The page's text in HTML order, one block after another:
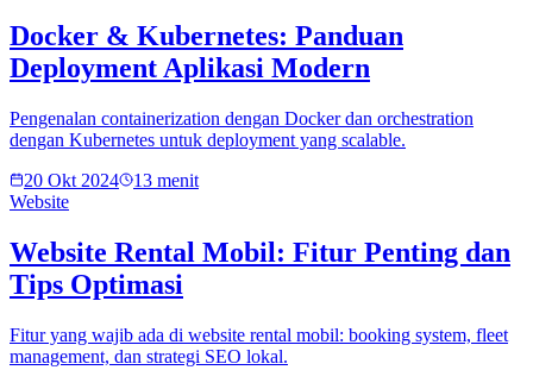
Docker & Kubernetes: Panduan
Deployment Aplikasi Modern
Pengenalan containerization dengan Docker dan orchestration
dengan Kubernetes untuk deployment yang scalable.
20 Okt 2024
13 menit
Website
Website Rental Mobil: Fitur Penting dan
Tips Optimasi
Fitur yang wajib ada di website rental mobil: booking system, fleet
management, dan strategi SEO lokal.